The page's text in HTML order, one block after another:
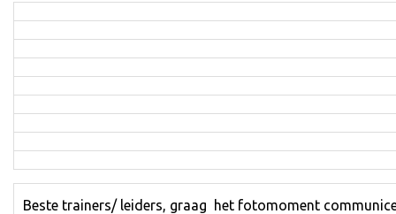
Beste trainers/ leiders, graag het fotomoment